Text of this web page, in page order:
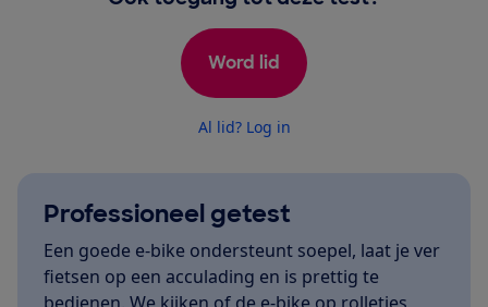
Word lid
Al lid? Log in
Professioneel getest
Een goede e-bike ondersteunt soepel, laat je ver
fietsen op een acculading en is prettig te